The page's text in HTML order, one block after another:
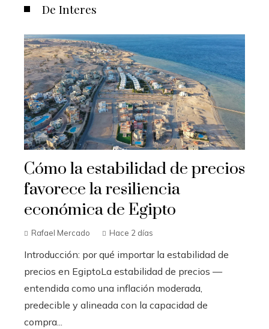
De Interes
Cómo la estabilidad de precios
favorece la resiliencia
económica de Egipto
Rafael Mercado Hace 2 días
Introducción: por qué importar la estabilidad de
precios en EgiptoLa estabilidad de precios —
entendida como una inflación moderada,
predecible y alineada con la capacidad de
compra...